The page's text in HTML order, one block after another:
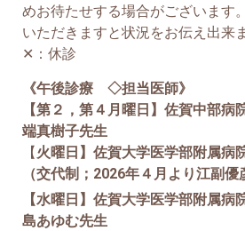
めお待たせする場合がございます
いただきますと状況をお伝え出来
✕：休診
《午後診療 ◇担当医師》
【第２，第４月曜日】佐賀中部
端真樹子先生
【 火曜日】佐賀大学医学部附属
（交代制；2026年４月より江副優
【水曜日】佐賀大学医学部附属
島あゆむ先生